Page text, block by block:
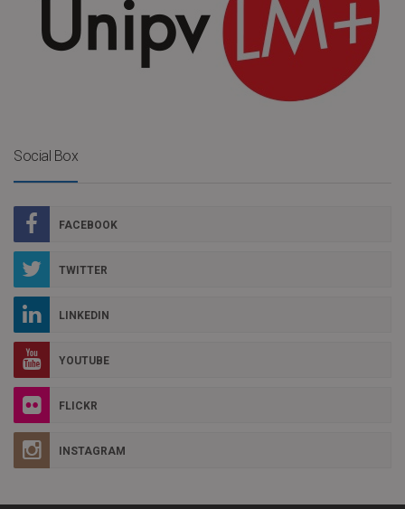
Social Box
FACEBOOK
TWITTER
LINKEDIN
YOUTUBE
FLICKR
INSTAGRAM